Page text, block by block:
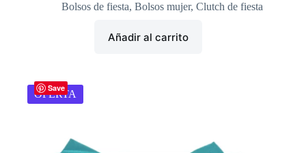
Bolsos de fiesta, Bolsos mujer, Clutch de fiesta
Añadir al carrito
Save
OFERTA